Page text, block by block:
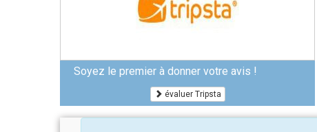
Soyez le premier à donner votre avis !
évaluer Tripsta